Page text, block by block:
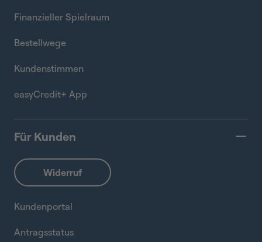
Finanzieller Spielraum
Bestellwege
Kundenstimmen
easyCredit+ App
Für Kunden
Kundenportal
Antragsstatus